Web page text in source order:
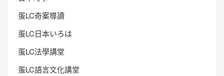
蛋LC奇案導讀
蛋LC日本いろは
蛋LC法學講堂
蛋LC語言文化講堂